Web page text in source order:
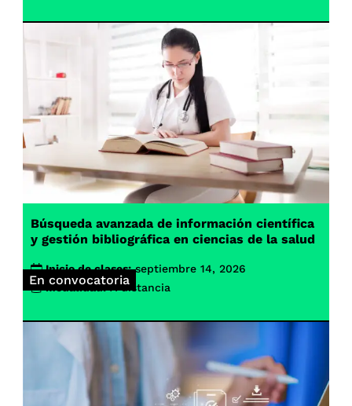
En convocatoria
Búsqueda avanzada de información científica
y gestión bibliográfica en ciencias de la salud
Inicio de clases: septiembre 14, 2026
Modalidad: A distancia